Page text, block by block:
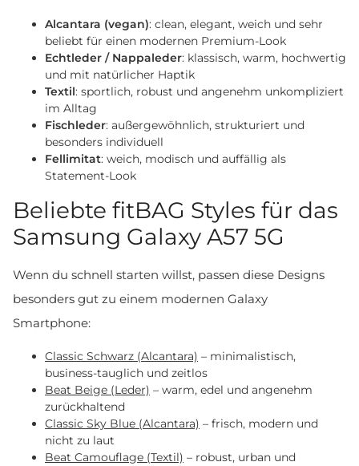
Alcantara (vegan): clean, elegant, weich und sehr
beliebt für einen modernen Premium-Look
Echtleder / Nappaleder: klassisch, warm, hochwertig
und mit natürlicher Haptik
Textil: sportlich, robust und angenehm unkompliziert
im Alltag
Fischleder: außergewöhnlich, strukturiert und
besonders individuell
Fellimitat: weich, modisch und auffällig als
Statement-Look
Beliebte fitBAG Styles für das
Samsung Galaxy A57 5G
Wenn du schnell starten willst, passen diese Designs
besonders gut zu einem modernen Galaxy
Smartphone:
Classic Schwarz (Alcantara) – minimalistisch,
business-tauglich und zeitlos
Beat Beige (Leder) – warm, edel und angenehm
zurückhaltend
Classic Sky Blue (Alcantara) – frisch, modern und
nicht zu laut
Beat Camouflage (Textil) – robust, urban und